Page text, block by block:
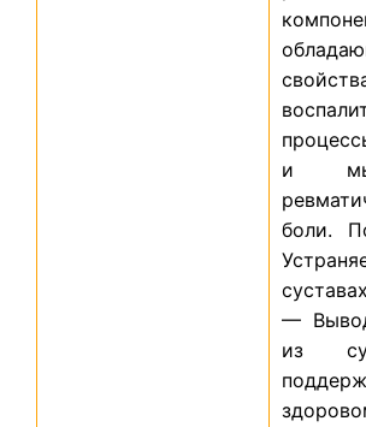
и
боли.
суставах
—
из